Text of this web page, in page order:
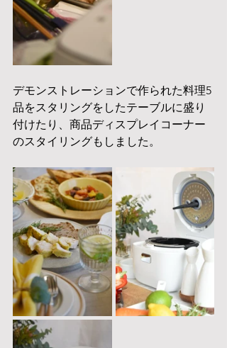
デモンストレーションで作られた料理5
品をスタリングをしたテーブルに盛り
付けたり、商品ディスプレイコーナー
のスタイリングもしました。